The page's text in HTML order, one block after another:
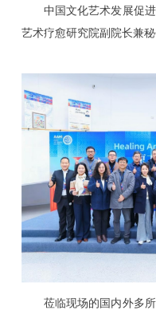
中国文化艺术发展促
艺术疗愈研究院副院长兼
莅临现场的国内外多